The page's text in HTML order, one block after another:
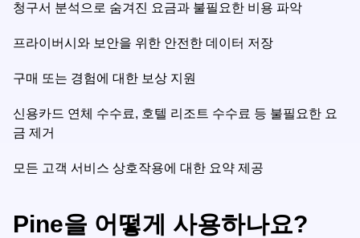
청구서 분석으로 숨겨진 요금과 불필요한 비용 파악
프라이버시와 보안을 위한 안전한 데이터 저장
구매 또는 경험에 대한 보상 지원
신용카드 연체 수수료, 호텔 리조트 수수료 등 불필요한 요
금 제거
모든 고객 서비스 상호작용에 대한 요약 제공
Pine을 어떻게 사용하나요?